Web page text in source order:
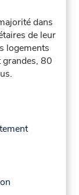
dans
de leur
logements
80